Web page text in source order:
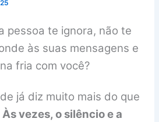
pessoa te ignora, não te
às suas mensagens e
fria com você?
já diz muito mais do que
Às vezes, o silêncio e a